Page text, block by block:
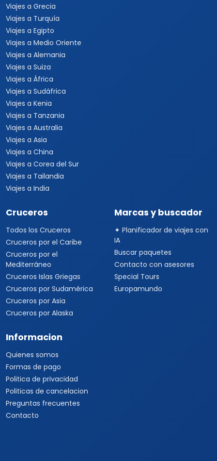
Viajes a Grecia
Viajes a Turquía
Viajes a Egipto
Viajes a Medio Oriente
Viajes a Alemania
Viajes a Suiza
Viajes a África
Viajes a Sudáfrica
Viajes a Kenia
Viajes a Tanzania
Viajes a Australia
Viajes a Asia
Viajes a China
Viajes a Corea del Sur
Viajes a Tailandia
Viajes a India
Cruceros
Todos los Cruceros
Cruceros por el Caribe
Cruceros por el
Mediterráneo
Cruceros Islas Griegas
Cruceros por Sudamérica
Cruceros por Asia
Cruceros por Alaska
Marcas y buscador
✦ Planificador de viajes con
IA
Buscar paquetes
Contacto con asesores
Special Tours
Europamundo
Informacion
Quienes somos
Formas de pago
Politica de privacidad
Politicas de cancelacion
Preguntas frecuentes
Contacto